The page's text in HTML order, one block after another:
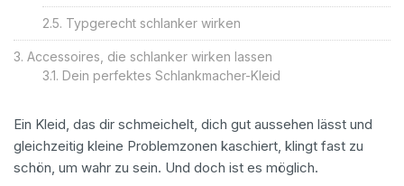
Typgerecht schlanker wirken
Accessoires, die schlanker wirken lassen
Dein perfektes Schlankmacher-Kleid
Ein Kleid, das dir schmeichelt, dich gut aussehen lässt und
gleichzeitig kleine Problemzonen kaschiert, klingt fast zu
schön, um wahr zu sein. Und doch ist es möglich.